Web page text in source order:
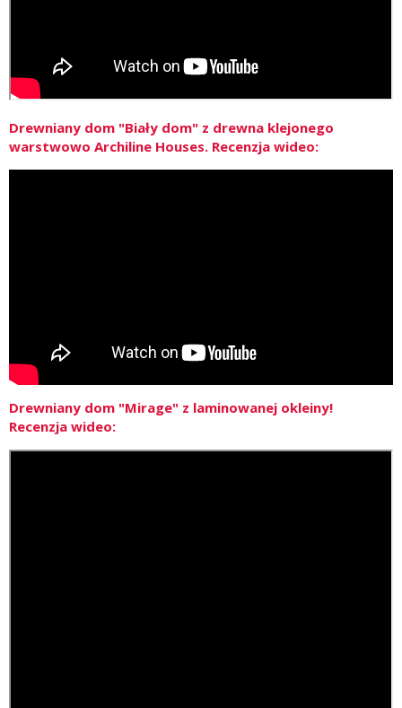
Drewniany dom "Biały dom" z drewna klejonego
warstwowo Archiline Houses. Recenzja wideo:
Drewniany dom "Mirage" z laminowanej okleiny!
Recenzja wideo: